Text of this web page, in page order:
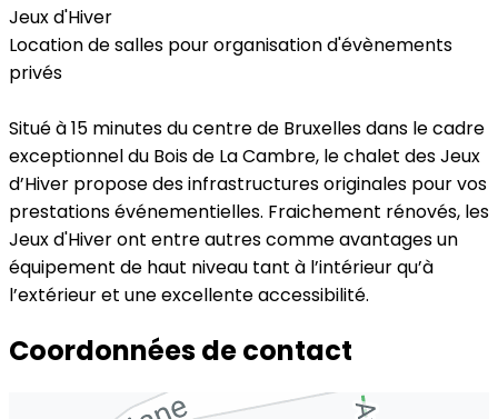
Jeux d'Hiver
Location de salles pour organisation d'évènements
privés
Situé à 15 minutes du centre de Bruxelles dans le cadre
exceptionnel du Bois de La Cambre, le chalet des Jeux
d’Hiver propose des infrastructures originales pour vos
prestations événementielles. Fraichement rénovés, les
Jeux d'Hiver ont entre autres comme avantages un
équipement de haut niveau tant à l’intérieur qu’à
l’extérieur et une excellente accessibilité.
Coordonnées de contact